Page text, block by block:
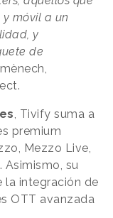
móvil a un
y
de
, Tivify suma a
premium
Mezzo Live,
Asimismo, su
la integración de
OTT avanzada